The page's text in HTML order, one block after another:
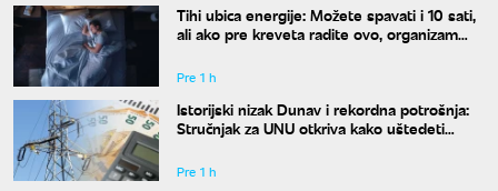
Tihi ubica energije: Možete spavati i 10 sati,
ali ako pre kreveta radite ovo, organizam
Pre 1 h
Istorijski nizak Dunav i rekordna potrošnja:
Stručnjak za UNU otkriva kako uštedeti
Pre 1 h